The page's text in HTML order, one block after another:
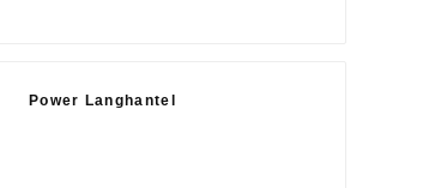
Power Langhantel